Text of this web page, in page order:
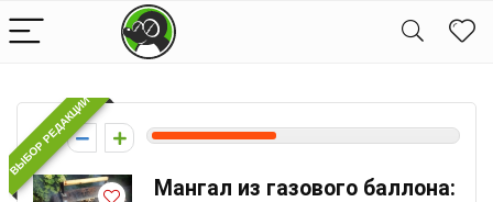
ВЫБОР РЕДАКЦИИ
4
Мангал из газового баллона: